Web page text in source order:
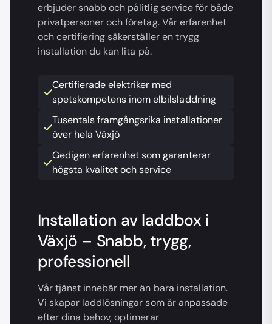
erbjuder snabb och pålitlig service för både
privatpersoner och företag. Vår erfarenhet
och certifiering säkerställer en trygg
installation du kan lita på.
Certifierade elektriker med
spetskompetens inom elbilsladdning
Tusentals framgångsrika installationer
över hela Växjö
Gedigen erfarenhet som garanterar
högsta kvalitet och service
Installation av laddbox i
Växjö – Snabb, trygg,
professionell
Vår tjänst innebär mer än bara installation.
Vi skapar laddlösningar som är anpassade
efter dina behov, optimerar